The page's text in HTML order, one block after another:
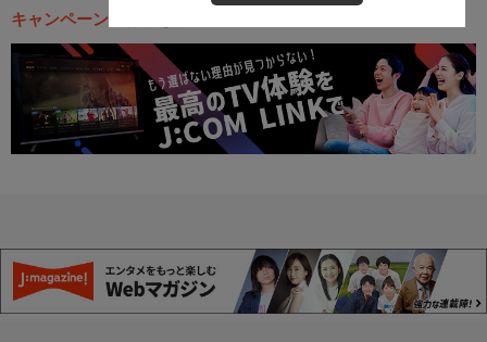
キャンペーン・お得な情報